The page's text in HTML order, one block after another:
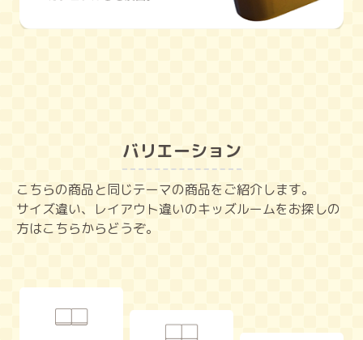
バリエーション
こちらの商品と同じテーマの商品をご紹介します。
サイズ違い、レイアウト違いのキッズルームをお探しの
方はこちらからどうぞ。